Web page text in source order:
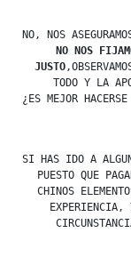
NO, NOS
NO NOS
JUSTO
TODO Y LA
¿ES MEJOR
SI HAS IDO A
PUESTO QUE
CHINOS
EXPERIENCIA,